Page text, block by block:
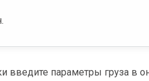
введите параметры груза в